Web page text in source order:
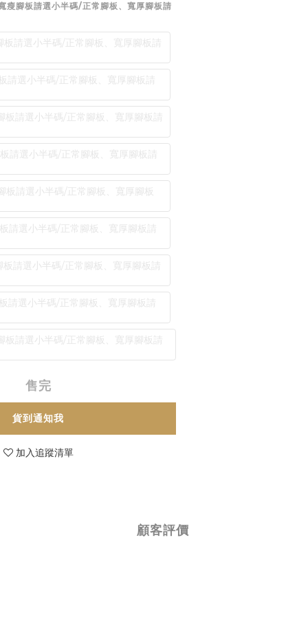
腳板請選小半碼/正常腳板、寬厚腳板請
請選小半碼/正常腳板、寬厚腳板請
請選小半碼/正常腳板、寬厚腳板請
請選小半碼/正常腳板、寬厚腳板請
請選小半碼/正常腳板、寬厚腳板請
板請選小半碼/正常腳板、寬厚腳板
請選小半碼/正常腳板、寬厚腳板請
請選小半碼/正常腳板、寬厚腳板請
請選小半碼/正常腳板、寬厚腳板請
請選小半碼/正常腳板、寬厚腳板請
售完
貨到通知我
加入追蹤清單
顧客評價